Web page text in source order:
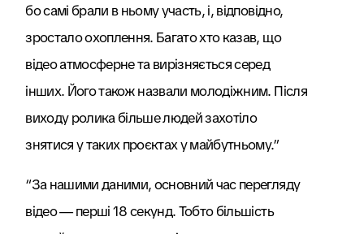
бо самі брали в ньому участь, і, відповідно,
зростало охоплення. Багато хто казав, що
відео атмосферне та вирізняється серед
інших. Його також назвали молодіжним. Після
виходу ролика більше людей захотіло
знятися у таких проєктах у майбутньому.”
“За нашими даними, основний час перегляду
відео — перші 18 секунд. Тобто більшість